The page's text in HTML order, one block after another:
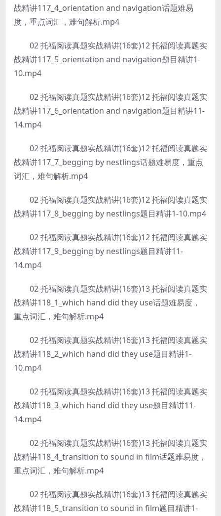
战精讲117_4_orientation and navigation话题难易
度，重点词汇，难句解析.mp4
02 托福阅读真题实战精讲(16套)12 托福阅读真题实
战精讲117_5_orientation and navigation题目精讲1-
10.mp4
02 托福阅读真题实战精讲(16套)12 托福阅读真题实
战精讲117_6_orientation and navigation题目精讲11-
14.mp4
02 托福阅读真题实战精讲(16套)12 托福阅读真题实
战精讲117_7_begging by nestlings话题难易度，重点
词汇，难句解析.mp4
02 托福阅读真题实战精讲(16套)12 托福阅读真题实
战精讲117_8_begging by nestlings题目精讲1-10.mp4
02 托福阅读真题实战精讲(16套)12 托福阅读真题实
战精讲117_9_begging by nestlings题目精讲11-
14.mp4
02 托福阅读真题实战精讲(16套)13 托福阅读真题实
战精讲118_1_which hand did they use话题难易度，
重点词汇，难句解析.mp4
02 托福阅读真题实战精讲(16套)13 托福阅读真题实
战精讲118_2_which hand did they use题目精讲1-
10.mp4
02 托福阅读真题实战精讲(16套)13 托福阅读真题实
战精讲118_3_which hand did they use题目精讲11-
14.mp4
02 托福阅读真题实战精讲(16套)13 托福阅读真题实
战精讲118_4_transition to sound in film话题难易度，
重点词汇，难句解析.mp4
02 托福阅读真题实战精讲(16套)13 托福阅读真题实
战精讲118_5_transition to sound in film题目精讲1-